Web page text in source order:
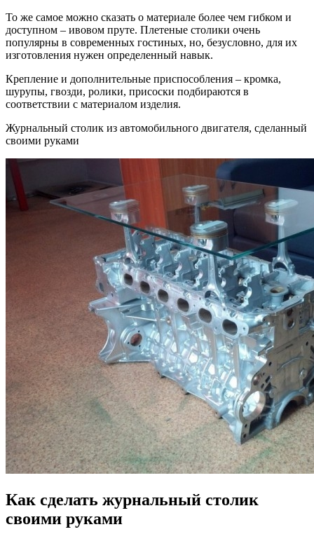
То же самое можно сказать о материале более чем гибком и
доступном – ивовом пруте. Плетеные столики очень
популярны в современных гостиных, но, безусловно, для их
изготовления нужен определенный навык.
Крепление и дополнительные приспособления – кромка,
шурупы, гвозди, ролики, присоски подбираются в
соответствии с материалом изделия.
Журнальный столик из автомобильного двигателя, сделанный
своими руками
Как сделать журнальный столик
своими руками